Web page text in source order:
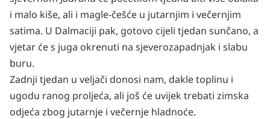
i malo kiše, ali i magle-češće u jutarnjim i večernjim
satima. U Dalmaciji pak, gotovo cijeli tjedan sunčano, a
vjetar će s juga okrenuti na sjeverozapadnjak i slabu
buru.
Zadnji tjedan u veljači donosi nam, dakle toplinu i
ugodu ranog proljeća, ali još će uvijek trebati zimska
odjeća zbog jutarnje i večernje hladnoće.